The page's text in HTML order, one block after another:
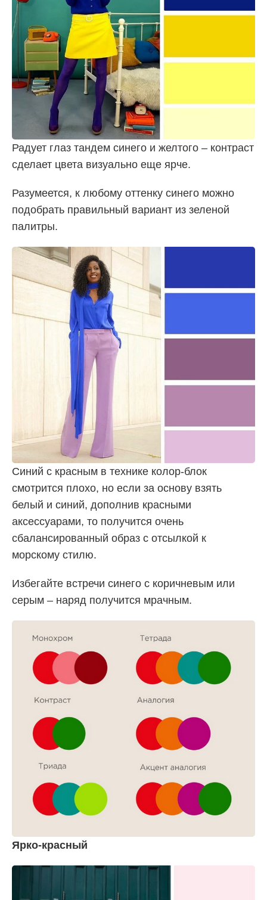
Радует глаз тандем синего и желтого – контраст
сделает цвета визуально еще ярче.
Разумеется, к любому оттенку синего можно
подобрать правильный вариант из зеленой
палитры.
Синий с красным в технике колор-блок
смотрится плохо, но если за основу взять
белый и синий, дополнив красными
аксессуарами, то получится очень
сбалансированный образ с отсылкой к
морскому стилю.
Избегайте встречи синего с коричневым или
серым – наряд получится мрачным.
Ярко-красный